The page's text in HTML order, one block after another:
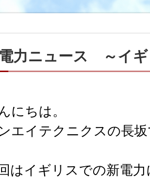
力ニュース ～イギ
にちは。
エイテクニクスの長
はイギリスでの新電